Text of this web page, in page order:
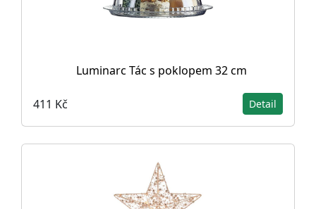
Luminarc Tác s poklopem 32 cm
411 Kč Detail